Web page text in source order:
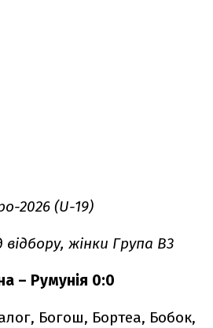
2026 (U-19)
жінки Група В3
– Румунія 0:0
Богош, Бортеа, Бобок,